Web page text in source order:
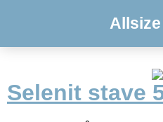
Selenit stave